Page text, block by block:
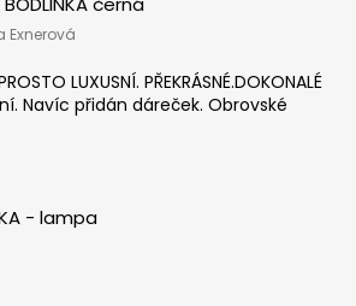
produktu je 5 z 5 hvězdiček.
Exnerová
LUXUSNÍ. PŘEKRÁSNÉ.DOKONALÉ
Navíc přidán dáreček. Obrovské
- lampa
produktu je 5 z 5 hvězdiček.